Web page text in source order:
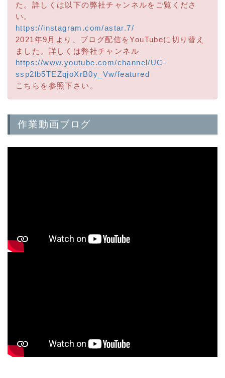
た。詳しくは以下の弊社チャンネルをご覧くださ
い。
https://instagram.com/astar.7/
2021年9月より、ブログ配信をYouTubeに切り替え
ました。詳しくは弊社チャンネル
https://www.youtube.com/channel/UC-
ssp2lb5TEZqjoXrB0y_Vw/featured
こちらを参照下さい。
作業動画ブログ